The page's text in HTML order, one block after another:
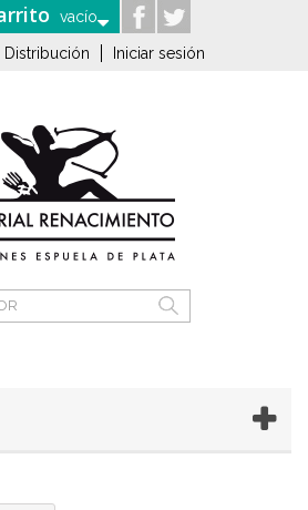
vacío
Distribución Iniciar sesión